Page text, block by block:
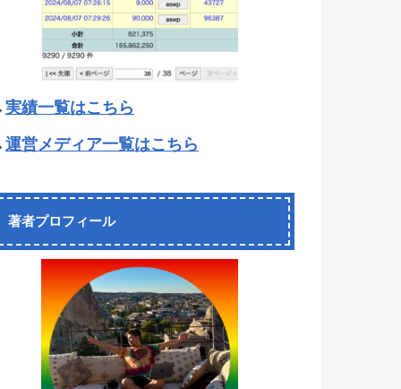
実績一覧はこちら
運営メディア一覧はこちら
著者プロフィール